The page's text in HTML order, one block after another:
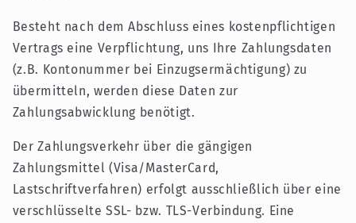
Besteht nach dem Abschluss eines kostenpflichtigen
Vertrags eine Verpflichtung, uns Ihre Zahlungsdaten
(z.B. Kontonummer bei Einzugsermächtigung) zu
übermitteln, werden diese Daten zur
Zahlungsabwicklung benötigt.
Der Zahlungsverkehr über die gängigen
Zahlungsmittel (Visa/MasterCard,
Lastschriftverfahren) erfolgt ausschließlich über eine
verschlüsselte SSL- bzw. TLS-Verbindung. Eine